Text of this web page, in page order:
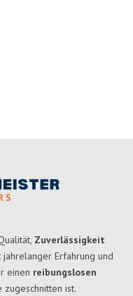
Zuverlässigkeit
Erfahrung und
einen reibungslosen
ist.